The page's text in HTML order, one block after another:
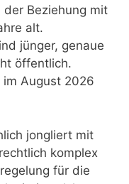
Beziehung mit
alt.
jünger, genaue
öffentlich.
im August 2026
jongliert mit
komplex
für die